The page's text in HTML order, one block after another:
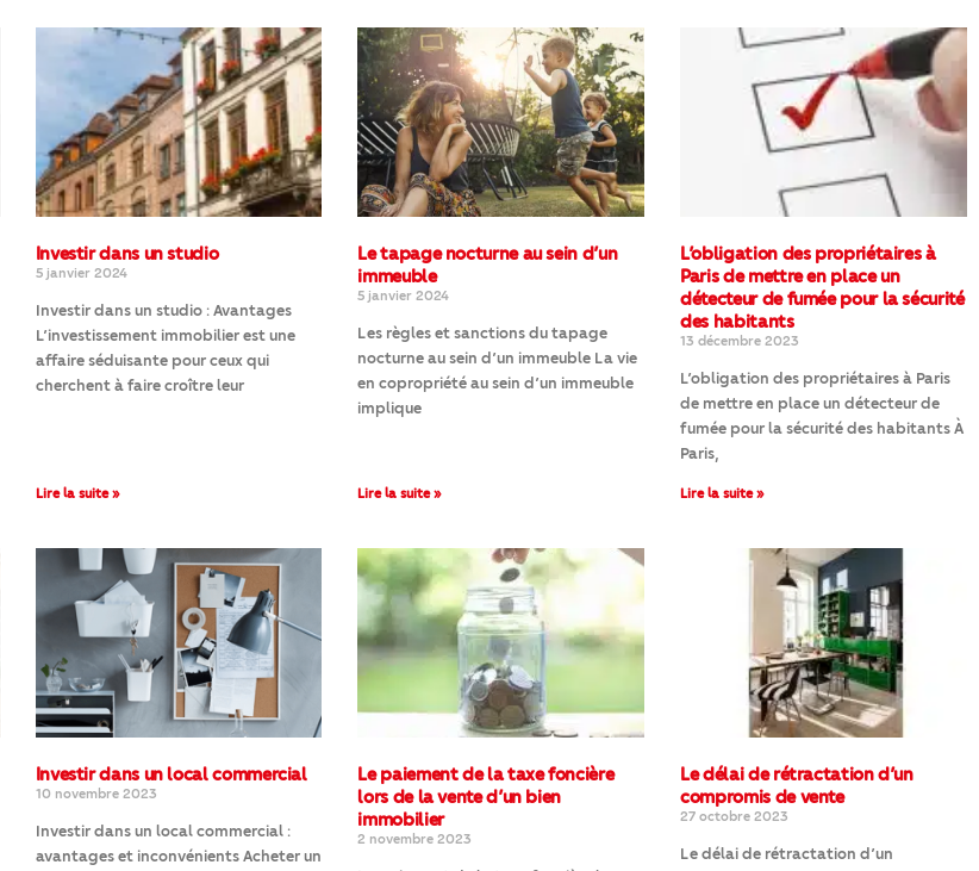
Investir dans un studio
5 janvier 2024
Investir dans un studio : Avantages
L’investissement immobilier est une
affaire séduisante pour ceux qui
cherchent à faire croître leur
Lire la suite »
Le tapage nocturne au sein d’un
immeuble
5 janvier 2024
Les règles et sanctions du tapage
nocturne au sein d’un immeuble La vie
en copropriété au sein d’un immeuble
implique
Lire la suite »
L’obligation des propriétaires à
Paris de mettre en place un
détecteur de fumée pour la sécurité
des habitants
13 décembre 2023
L’obligation des propriétaires à Paris
de mettre en place un détecteur de
fumée pour la sécurité des habitants À
Paris,
Lire la suite »
Investir dans un local commercial
10 novembre 2023
Investir dans un local commercial :
avantages et inconvénients Acheter un
Le paiement de la taxe foncière
lors de la vente d’un bien
immobilier
2 novembre 2023
Le délai de rétractation d’un
compromis de vente
27 octobre 2023
Le délai de rétractation d’un